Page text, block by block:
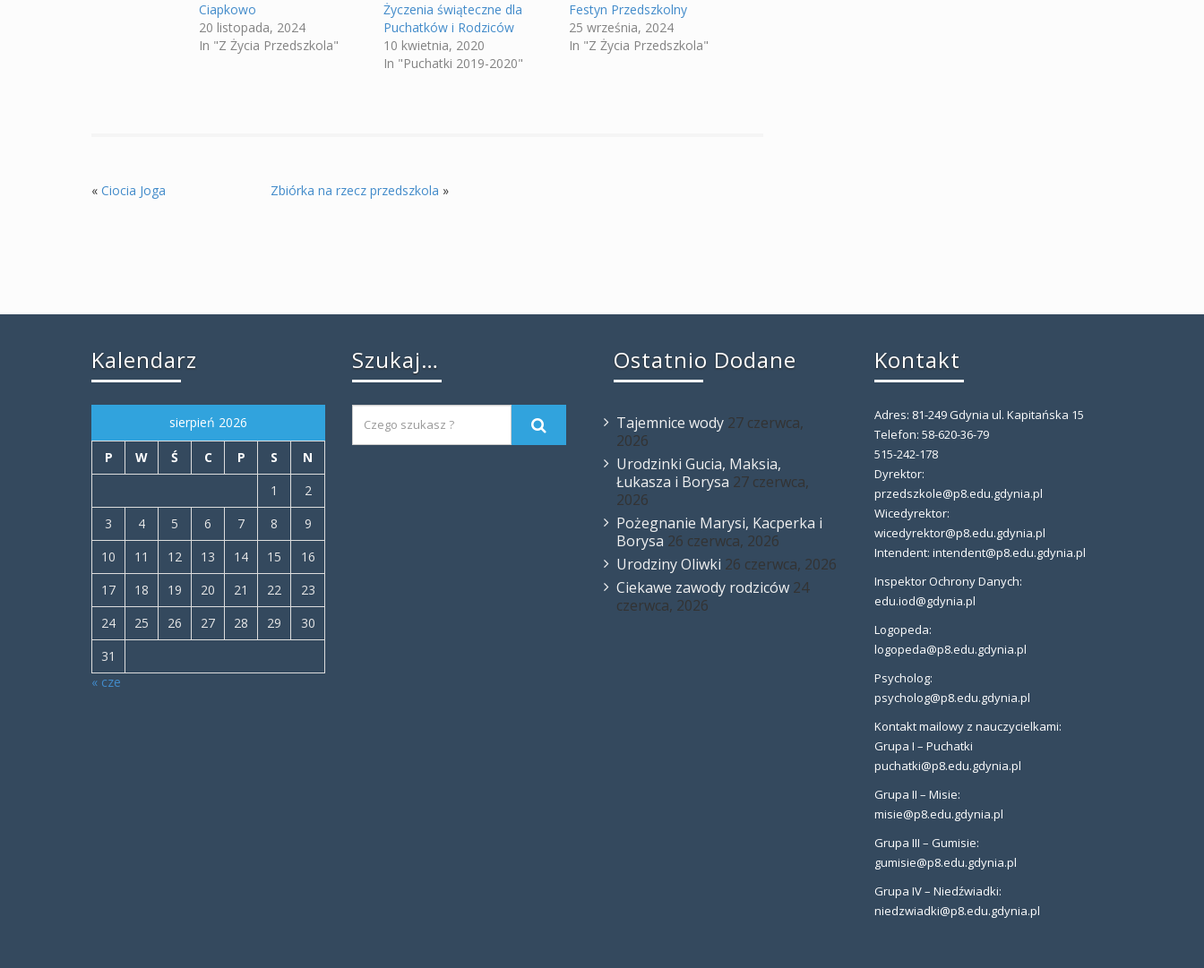
Ciapkowo
20 listopada, 2024
In "Z Życia Przedszkola"
Życzenia świąteczne dla
Puchatków i Rodziców
10 kwietnia, 2020
In "Puchatki 2019-2020"
Festyn Przedszkolny
25 września, 2024
In "Z Życia Przedszkola"
« Ciocia Joga Zbiórka na rzecz przedszkola »
Kalendarz
sierpień 2026
P W Ś C P S
N
1
2
3
4 5 6 7 8
9
10
11 12 13 14 15
16
17
18 19 20 21 22
23
24
25 26 27 28 29
30
31
« cze
Szukaj… Ostatnio Dodane
Tajemnice wody 27 czerwca,
2026
Urodzinki Gucia, Maksia,
Łukasza i Borysa 27 czerwca,
2026
Pożegnanie Marysi, Kacperka i
Borysa 26 czerwca, 2026
Urodziny Oliwki 26 czerwca, 2026
Ciekawe zawody rodziców 24
czerwca, 2026
Kontakt
Adres: 81-249 Gdynia ul. Kapitańska 15
Telefon: 58-620-36-79
515-242-178
Dyrektor:
przedszkole@p8.edu.gdynia.pl
Wicedyrektor:
wicedyrektor@p8.edu.gdynia.pl
Intendent: intendent@p8.edu.gdynia.pl
Inspektor Ochrony Danych:
edu.iod@gdynia.pl
Logopeda:
logopeda@p8.edu.gdynia.pl
Psycholog:
psycholog@p8.edu.gdynia.pl
Kontakt mailowy z nauczycielkami:
Grupa I – Puchatki
puchatki@p8.edu.gdynia.pl
Grupa II – Misie:
misie@p8.edu.gdynia.pl
Grupa III – Gumisie:
gumisie@p8.edu.gdynia.pl
Grupa IV – Niedźwiadki:
niedzwiadki@p8.edu.gdynia.pl